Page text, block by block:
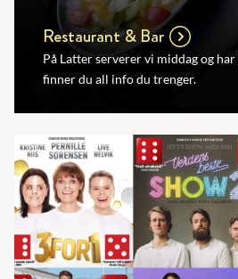
Restaurant & Bar
På Latter serverer vi middag og
finner du all info du trenger.